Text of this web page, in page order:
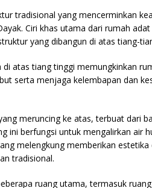
tradisional yang mencerminkan
Ciri khas utama dari rumah
yang dibangun di atas tiang-
atas tiang tinggi memungkinkan
serta menjaga kelembapan dan
meruncing ke atas, terbuat dari
ini berfungsi untuk mengalirkan air
melengkung memberikan estetika
tradisional.
ruang utama, termasuk